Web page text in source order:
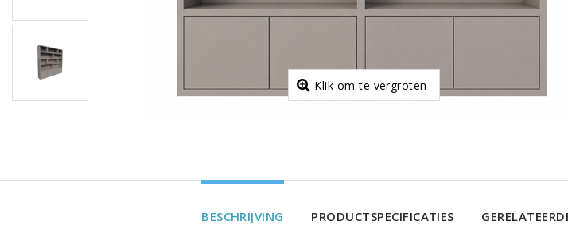
Klik om te vergroten
BESCHRIJVING PRODUCTSPECIFICATIES